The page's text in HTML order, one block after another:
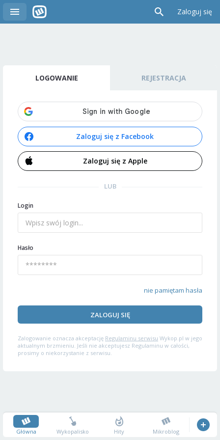
Zaloguj się
LOGOWANIE REJESTRACJA
Zaloguj się z Facebook
Zaloguj się z Apple
LUB
Login
Hasło
nie pamiętam hasła
ZALOGUJ SIĘ
Zalogowanie oznacza akceptację Regulaminu serwisu Wykop.pl w jego
aktualnym brzmieniu. Jeśli nie akceptujesz Regulaminu w całości,
prosimy o niekorzystanie z serwisu.
Główna Wykopalisko Hity Mikroblog